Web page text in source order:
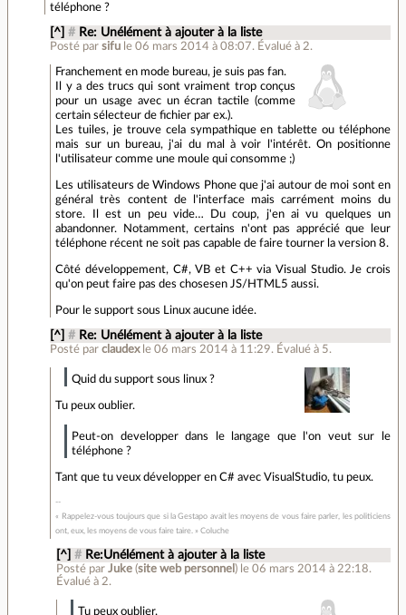
téléphone ?
[^] # Re: Unélément à ajouter à la liste
Posté parsifu le 06 mars 2014 à 08:07. Évalué à 2.
Franchement en mode bureau, je suis pas fan.
Il y a des trucs qui sont vraiment trop conçus
pour un usage avec un écran tactile (comme
certain sélecteur de fichier par ex.).
Les tuiles, je trouve cela sympathique en tablette ou téléphone
mais sur un bureau, j'ai du mal à voir l'intérêt. On positionne
l'utilisateur comme une moule qui consomme ;)
Les utilisateurs de Windows Phone que j'ai autour de moi sont en
général très content de l'interface mais carrément moins du
store. Il est un peu vide… Du coup, j'en ai vu quelques un
abandonner. Notamment, certains n'ont pas apprécié que leur
téléphone récent ne soit pas capable de faire tourner la version 8.
Côté développement, C#, VB et C++ via Visual Studio. Je crois
qu'on peut faire pas des chosesen JS/HTML5 aussi.
Pour le support sous Linux aucune idée.
[^] # Re: Unélément à ajouter à la liste
Posté parclaudex le 06 mars 2014 à 11:29. Évalué à 5.
Quid du support sous linux ?
Tu peux oublier.
Peut-on developper dans le langage que l'on veut sur le
téléphone ?
Tant que tu veux développer en C# avec VisualStudio, tu peux.
« Rappelez-vous toujours que si la Gestapo avait les moyens de vous faire parler, les politiciens
ont, eux, les moyens de vous faire taire. » Coluche
[^] # Re:Unélément à ajouter à la liste
Posté par Juke(site web personnel ) le 06 mars 2014 à 22:18.
Évalué à 2.
Tu peux oublier.